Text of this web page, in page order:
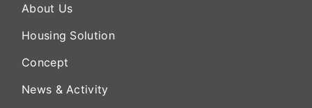
About Us
Housing Solution
Concept
News & Activity